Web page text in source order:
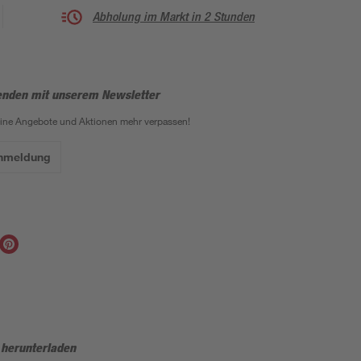
Abholung im Markt in 2 Stunden
mit unserem Newsletter
Angebote und Aktionen mehr verpassen!